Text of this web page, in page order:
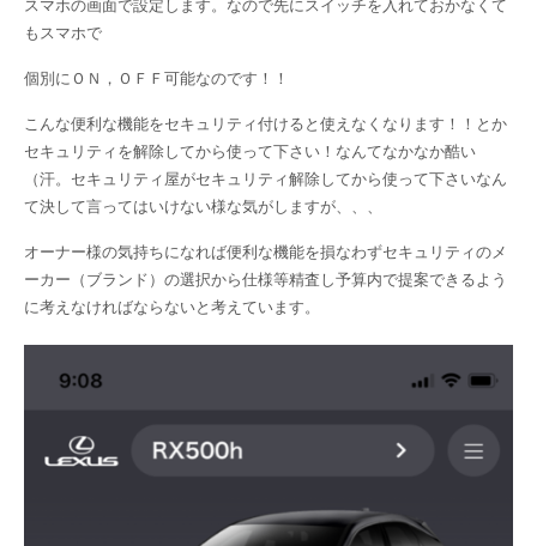
スマホの画面で設定します。なので先にスイッチを入れておかなくて
もスマホで
個別にＯＮ，ＯＦＦ可能なのです！！
こんな便利な機能をセキュリティ付けると使えなくなります！！とか
セキュリティを解除してから使って下さい！なんてなかなか酷い
（汗。セキュリティ屋がセキュリティ解除してから使って下さいなん
て決して言ってはいけない様な気がしますが、、、
オーナー様の気持ちになれば便利な機能を損なわずセキュリティのメ
ーカー（ブランド）の選択から仕様等精査し予算内で提案できるよう
に考えなければならないと考えています。